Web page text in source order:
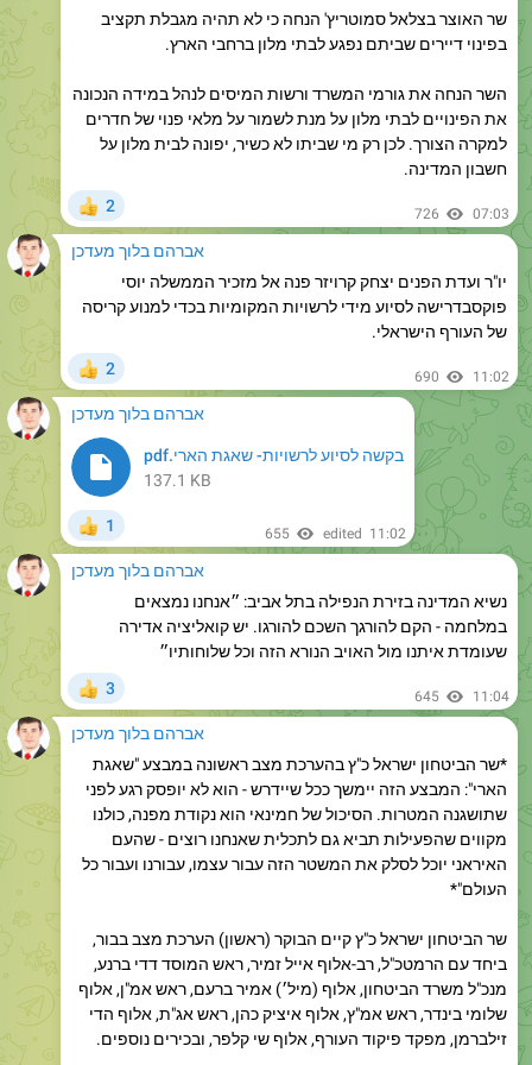
השר הנחה את גורמי המשרד ורשות המיסים לנהל במידה הנכונה
למקרה הצורך. לכן רק מי שביתו לא כשיר, יפונה לבית מלון על
חשבון המדינה.
2 726 07:03
אברהם בלוך מעדכן
יו"ר ועדת הפנים יצחק קרויזר פנה אל מזכיר הממשלה יוסי
פוקסבדרישה לסיוע מידי לרשויות המקומיות בכדי למנוע קריסה
של העורף הישראלי.
2 690 11:02
אברהם בלוך מעדכן
בקשה לסיוע לרשויות- שאגת הארי.pdf
1
אברהם בלוך מעדכן
נשיא המדינה בזירת הנפילה בתל אביב: ״אנחנו נמצאים
במלחמה - הקם להורגך השכם להורגו. יש קואליציה אדירה
שעומדת איתנו מול האויב הנורא הזה וכל שלוחותיו״
645 11:04
אברהם בלוך מעדכן
*שר הביטחון ישראל כ"ץ בהערכת מצב ראשונה במבצע "שאגת
הארי": המבצע הזה יימשך ככל שיידרש - הוא לא יופסק רגע לפני
שתושגנה המטרות. הסיכול של חמינאי הוא נקודת מפנה, כולנו
מקווים שהפעילות תביא גם לתכלית שאנחנו רוצים - שהעם
האיראני יוכל לסלק את המשטר הזה עבור עצמו, עבורנו ועבור כל
העולם"*
שר הביטחון ישראל כ"ץ קיים הבוקר (ראשון) הערכת מצב בבור,
מנכ"ל משרד הביטחון, אלוף (מיל׳) אמיר ברעם, ראש אמ"ן, אלוף
שלומי בינדר, ראש אמ"ץ, אלוף איציק כהן, ראש אג"ת, אלוף הדי
זילברמן, מפקד פיקוד העורף, אלוף שי קלפר, ובכירים נוספים.
*דברי שר הביטחון ישראל כ"ץ:*